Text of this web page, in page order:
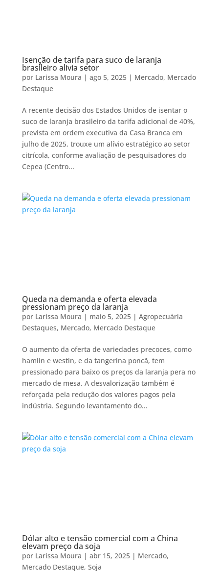
Isenção de tarifa para suco de laranja
brasileiro alivia setor
por Larissa Moura | ago 5, 2025| Mercado, Mercado
Destaque
A recente decisão dos Estados Unidos de isentar o
suco de laranja brasileiro da tarifa adicional de 40%,
prevista em ordem executiva da Casa Branca em
julho de 2025, trouxe um alívio estratégico ao setor
citrícola, conforme avaliação de pesquisadores do
Cepea (Centro...
Queda na demanda e oferta elevada
pressionam preço da laranja
por Larissa Moura | maio 5, 2025| Agropecuária
Destaques, Mercado, Mercado Destaque
O aumento da oferta de variedades precoces, como
hamlin e westin, e da tangerina poncã, tem
pressionado para baixo os preços da laranja pera no
mercado de mesa. A desvalorização também é
reforçada pela redução dos valores pagos pela
indústria. Segundo levantamento do...
Dólar alto e tensão comercial com a China
elevam preço da soja
por Larissa Moura | abr 15, 2025| Mercado,
Mercado Destaque, Soja